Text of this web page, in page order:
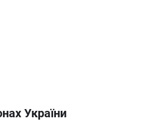
України